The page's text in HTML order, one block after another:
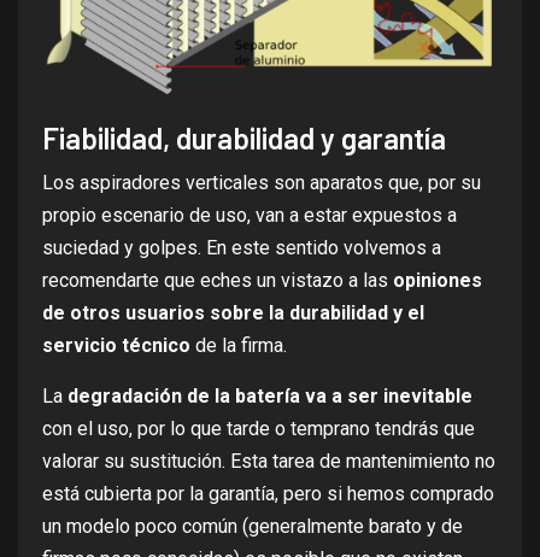
Fiabilidad, durabilidad y garantía
Los aspiradores verticales son aparatos que, por su
propio escenario de uso, van a estar expuestos a
suciedad y golpes. En este sentido volvemos a
recomendarte que eches un vistazo a las opiniones
de otros usuarios sobre la durabilidad y el
servicio técnico de la firma.
La degradación de la batería va a ser inevitable
con el uso, por lo que tarde o temprano tendrás que
valorar su sustitución. Esta tarea de mantenimiento no
está cubierta por la garantía, pero si hemos comprado
un modelo poco común (generalmente barato y de